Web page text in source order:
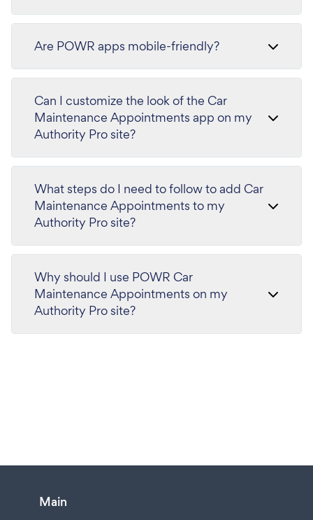
Are POWR apps mobile-friendly?
Can I customize the look of the Car
Maintenance Appointments app on my
Authority Pro site?
What steps do I need to follow to add Car
Maintenance Appointments to my
Authority Pro site?
Why should I use POWR Car
Maintenance Appointments on my
Authority Pro site?
Main